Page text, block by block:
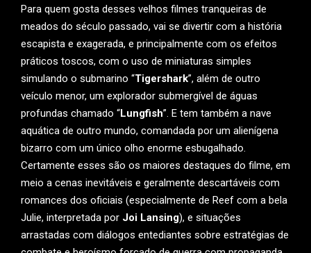
Para quem gosta desses velhos filmes tranqueiras de
meados do século passado, vai se divertir com a história
escapista e exagerada, e principalmente com os efeitos
práticos toscos, com o uso de miniaturas simples
simulando o submarino “Tigershark”, além de outro
veículo menor, um explorador submergível de águas
profundas chamado “Lungfish”. E tem também a nave
aquática de outro mundo, comandada por um alienígena
bizarro com um único olho enorme esbugalhado.
Certamente esses são os maiores destaques do filme, em
meio a cenas inevitáveis e geralmente descartáveis com
romances dos oficiais (especialmente de Reef com a bela
Julie, interpretada por Joi Lansing), e situações
arrastadas com diálogos entediantes sobre estratégias de